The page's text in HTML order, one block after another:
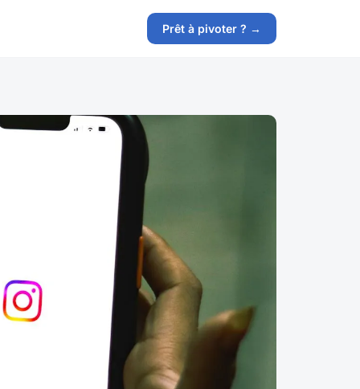
Prêt à pivoter ? →